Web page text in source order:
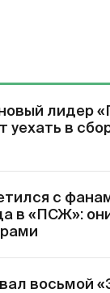
лидер
уехать в
с
в «ПСЖ»:
восьмой